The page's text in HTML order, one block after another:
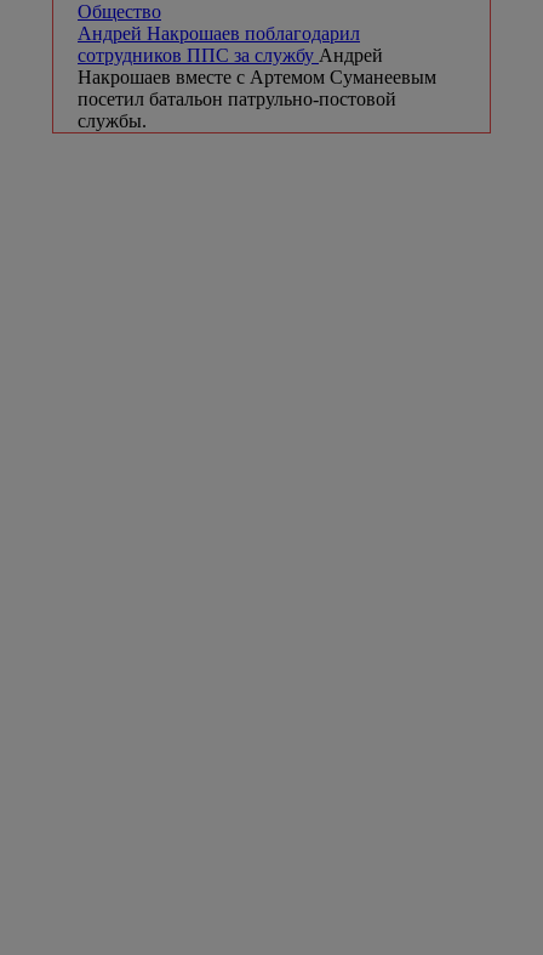
Общество
Андрей Накрошаев поблагодарил
сотрудников ППС за службу Андрей
Накрошаев вместе с Артемом Суманеевым
посетил батальон патрульно-постовой
службы.